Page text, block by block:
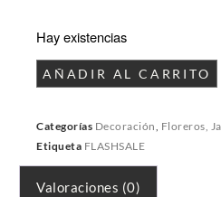
Hay existencias
AÑADIR AL CARRITO
Categorías Decoración Floreros,
Etiqueta FLASHSALE
Valoraciones (0)